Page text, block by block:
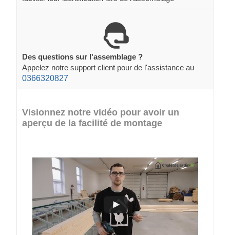
Des questions sur l'assemblage ?
Appelez notre support client pour de l'assistance au
0366320827
Visionnez notre vidéo pour avoir un
aperçu de la facilité de montage